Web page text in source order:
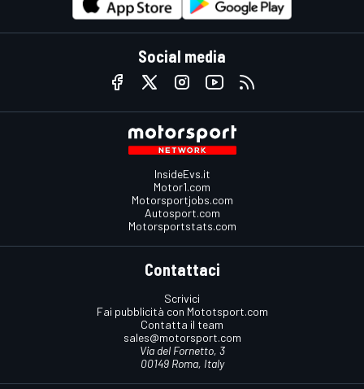
Social media
InsideEvs.it
Motor1.com
Motorsportjobs.com
Autosport.com
Motorsportstats.com
Contattaci
Scrivici
Fai pubblicità con Mototsport.com
Contatta il team
sales@motorsport.com
Via del Fornetto, 3
00149 Roma, Italy